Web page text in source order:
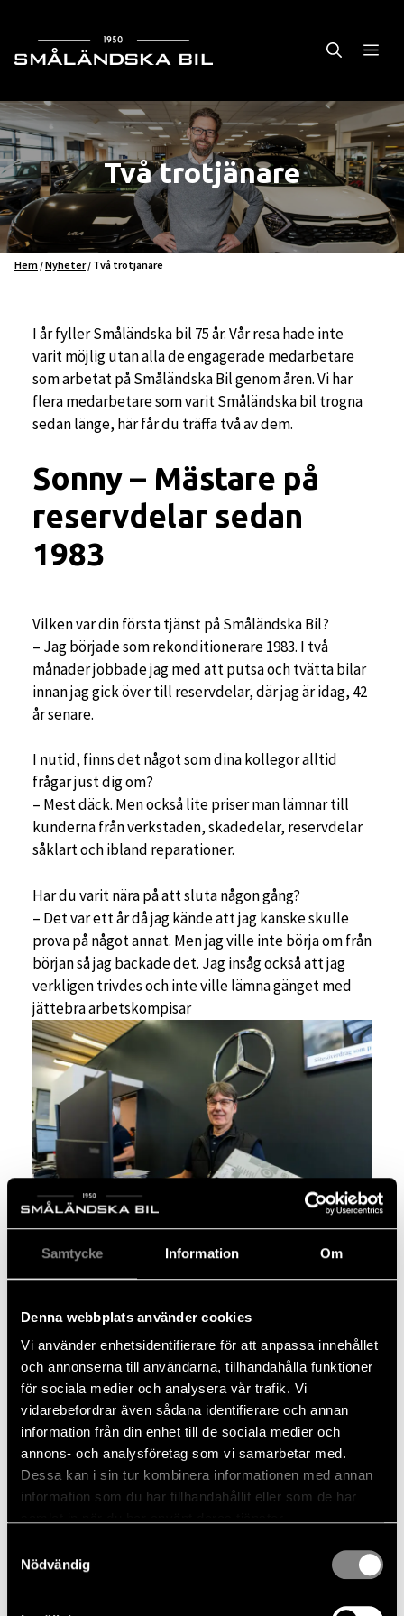
Samtycke Information Om
Denna webbplats använder cookies
Vi använder enhetsidentifierare för att anpassa innehållet
och annonserna till användarna, tillhandahålla funktioner
för sociala medier och analysera vår trafik. Vi
vidarebefordrar även sådana identifierare och annan
information från din enhet till de sociala medier och
annons- och analysföretag som vi samarbetar med.
Dessa kan i sin tur kombinera informationen med annan
information som du har tillhandahållit eller som de har
Nödvändig
innehåll
Bilar
Servicecenter
Företag
Kampanjer
Om oss
Två trotjänare
Hem /Nyheter / Två trotjänare
I år fyller Småländska bil 75 år. Vår resa hade inte
varit möjlig utan alla de engagerade medarbetare
som arbetat på Småländska Bil genom åren. Vi har
flera medarbetare som varit Småländska bil trogna
sedan länge, här får du träffa två av dem.
Sonny – Mästare på
reservdelar sedan
1983
Vilken var din första tjänst på Småländska Bil?
– Jag började som rekonditionerare 1983. I två
månader jobbade jag med att putsa och tvätta bilar
innan jag gick över till reservdelar, där jag är idag, 42
år senare.
I nutid, finns det något som dina kollegor alltid
frågar just dig om?
– Mest däck. Men också lite priser man lämnar till
kunderna från verkstaden, skadedelar, reservdelar
såklart och ibland reparationer.
Har du varit nära på att sluta någon gång?
– Det var ett år då jag kände att jag kanske skulle
prova på något annat. Men jag ville inte börja om från
början så jag backade det. Jag insåg också att jag
verkligen trivdes och inte ville lämna gänget med
jättebra arbetskompisar
Sonny Karlsson, reservdelar, Växjö.
Ulrik lever sin dröm i
bilhallen sedan 1997
När anställdes du på företaget?
– 1997, så jag har jobbat här i 28 år. Min dröm var att
bli bilförsäljare – och efter att jag hade gått en
utbildning hos Bilakademin i Helsingborg fick jag
chansen.
Vad var det som lockade?
– Kundkontakten. Det tycker jag fortfarande är det
bästa med jobbet. Allra roligast är det med